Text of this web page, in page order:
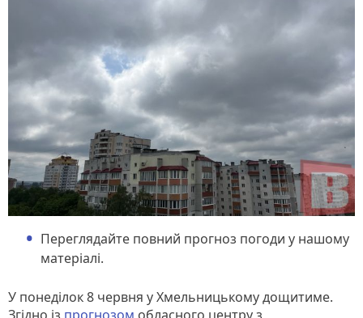
Переглядайте повний прогноз погоди у нашому
матеріалі.
У понеділок 8 червня у Хмельницькому дощитиме.